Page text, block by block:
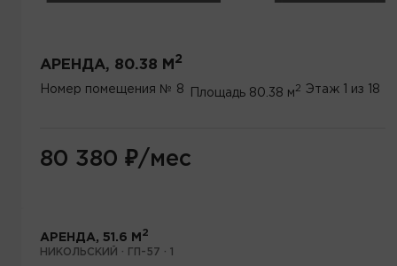
АРЕНДА, 80.38 М 2
Номер помещения № 8 Площадь 80.38 м2 Этаж 1 из 18
80 380 ₽/мес
АРЕНДА, 51.6 М 2
НИКОЛЬСКИЙ · ГП-57 · 1